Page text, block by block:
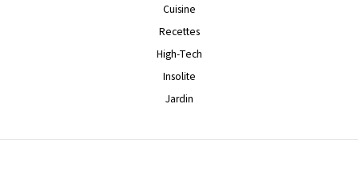
Cuisine
Recettes
High-Tech
Insolite
Jardin